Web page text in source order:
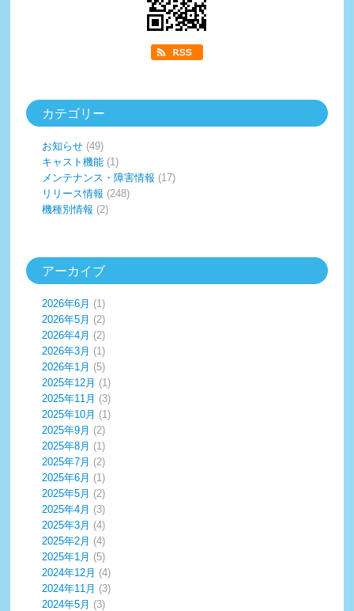
カテゴリー
お知らせ (49)
キャスト機能 (1)
メンテナンス・障害情報 (17)
リリース情報 (248)
機種別情報 (2)
アーカイブ
2026年6月 (1)
2026年5月 (2)
2026年4月 (2)
2026年3月 (1)
2026年1月 (5)
2025年12月 (1)
2025年11月 (3)
2025年10月 (1)
2025年9月 (2)
2025年8月 (1)
2025年7月 (2)
2025年6月 (1)
2025年5月 (2)
2025年4月 (3)
2025年3月 (4)
2025年2月 (4)
2025年1月 (5)
2024年12月 (4)
2024年11月 (3)
2024年5月 (3)